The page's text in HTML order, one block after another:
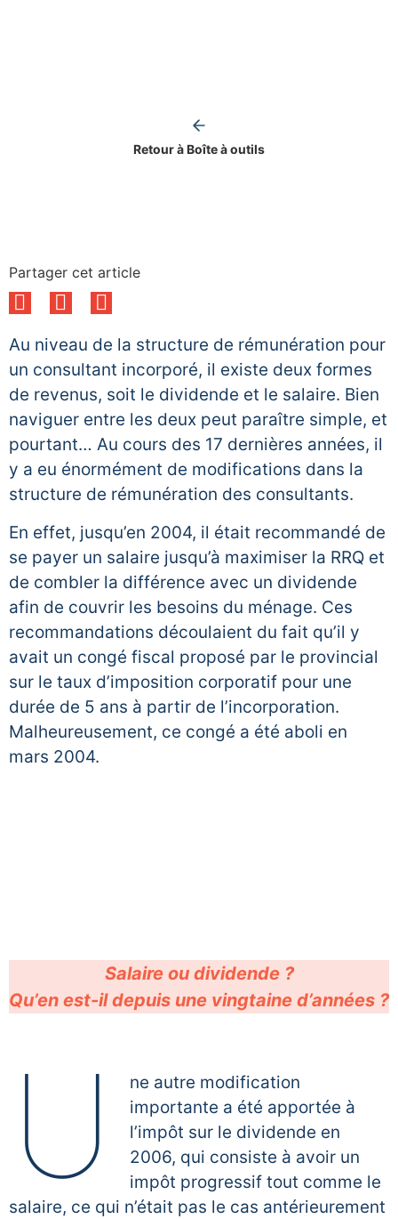
Retour à Boîte à outils
Partager cet article
Au niveau de la structure de rémunération pour
un consultant incorporé, il existe deux formes
de revenus, soit le dividende et le salaire. Bien
naviguer entre les deux peut paraître simple, et
pourtant… Au cours des 17 dernières années, il
y a eu énormément de modifications dans la
structure de rémunération des consultants.
En effet, jusqu’en 2004, il était recommandé de
se payer un salaire jusqu’à maximiser la RRQ et
de combler la différence avec un dividende
afin de couvrir les besoins du ménage. Ces
recommandations découlaient du fait qu’il y
avait un congé fiscal proposé par le provincial
sur le taux d’imposition corporatif pour une
durée de 5 ans à partir de l’incorporation.
Malheureusement, ce congé a été aboli en
mars 2004.
Salaire ou dividende ?
Qu’en est-il depuis une vingtaine d’années ?
U
ne autre modification
importante a été apportée à
l’impôt sur le dividende en
2006, qui consiste à avoir un
impôt progressif tout comme le
salaire, ce qui n’était pas le cas antérieurement